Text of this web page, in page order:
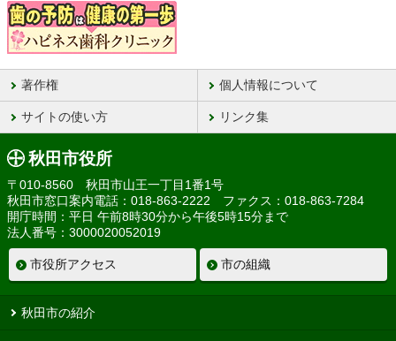
著作権 個人情報について
サイトの使い方 リンク集
秋田市役所
〒010-8560 秋田市山王一丁目1番1号
秋田市窓口案内電話：018-863-2222 ファクス：018-863-7284
開庁時間：平日 午前8時30分から午後5時15分まで
法人番号：3000020052019
市役所アクセス 市の組織
秋田市の紹介